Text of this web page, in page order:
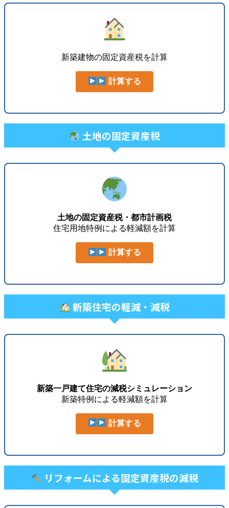
新築建物の固定資産税を計算
計算する
土地の固定資産税
土地の固定資産税・都市計画税
住宅用地特例による軽減額を計算
計算する
新築住宅の軽減・減税
新築一戸建て住宅の減税シミュレーション
新築特例による軽減額を計算
計算する
リフォームによる固定資産税の減税